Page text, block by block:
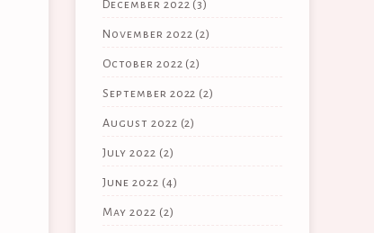
December 2022 (3)
November 2022 (2)
October 2022 (2)
September 2022 (2)
August 2022 (2)
July 2022 (2)
June 2022 (4)
May 2022 (2)